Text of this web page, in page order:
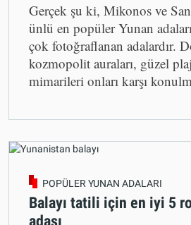
Gerçek şu ki, Mikonos ve
ünlü en popüler Yunan
çok fotoğraflanan adalardır.
kozmopolit auraları, güzel
mimarileri onları karşı
POPÜLER YUNAN ADALARI
Balayı tatili için en iyi 5
adası